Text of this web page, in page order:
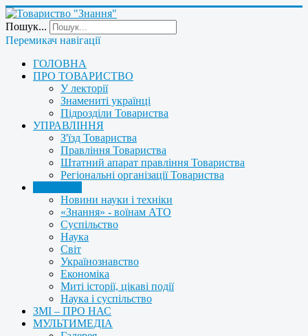
Пошук...
Перемикач навігації
ГОЛОВНА
ПРО ТОВАРИСТВО
У лекторії
Знамениті українці
Підрозділи Товариства
УПРАВЛІННЯ
З'їзд Товариства
Правління Товариства
Штатний апарат правління Товариства
Регіональні організації Товариства
Новини науки і техніки
«Знання» - воїнам АТО
Суспільство
Наука
Світ
Українознавство
Економіка
Миті історії, цікаві події
Наука і суспільство
ЗМІ – ПРО НАС
МУЛЬТИМЕДІА